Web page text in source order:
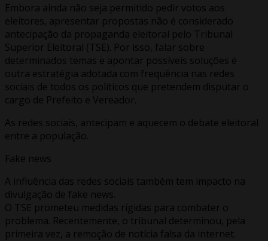
Embora ainda não seja permitido pedir votos aos
eleitores, apresentar propostas não é considerado
antecipação da propaganda eleitoral pelo Tribunal
Superior Eleitoral (TSE). Por isso, falar sobre
determinados temas e apontar possíveis soluções é
outra estratégia adotada com frequência nas redes
sociais de todos os políticos que pretendem disputar o
cargo de Prefeito e Vereador.
As redes sociais, antecipam e aquecem o debate eleitoral
entre a população.
Fake news
A influência das redes sociais também tem impacto na
divulgação de fake news.
O TSE prometeu medidas rígidas para combater o
problema. Recentemente, o tribunal determinou, pela
primeira vez, a remoção de notícia falsa da internet.